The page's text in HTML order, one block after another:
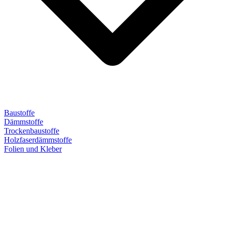
Baustoffe
Dämmstoffe
Trockenbaustoffe
Holzfaserdämmstoffe
Folien und Kleber